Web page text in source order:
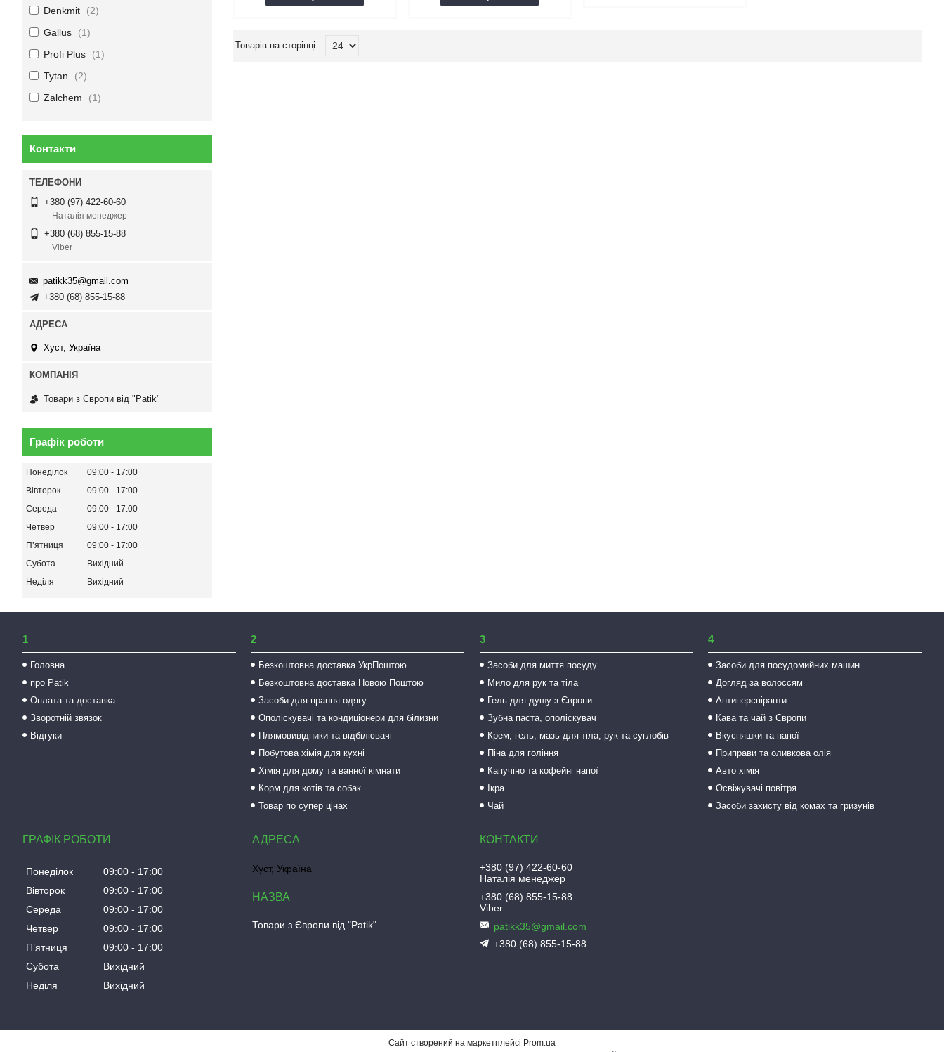
Denkmit
2
Gallus
1
Profi Plus
1
Tytan
2
Zalchem
1
Контакти
+380 (97) 422-60-60
Наталія менеджер
+380 (68) 855-15-88
Viber
patikk35@gmail.com
+380 (68) 855-15-88
Хуст, Україна
Товари з Європи від "Patik"
Графік роботи
Понеділок 09:00
17:00
Вівторок
09:00
17:00
Середа
09:00
17:00
Четвер
09:00
17:00
Пʼятниця
09:00
17:00
Субота
Вихідний
Неділя
Вихідний
1
Головна
про Patik
Оплата та доставка
Зворотній звязок
Відгуки
2
Безкоштовна доставка УкрПоштою
Безкоштовна доставка Новою Поштою
Засоби для прання одягу
Ополіскувачі та кондиціонери для білизни
Плямовивідники та відбілювачі
Побутова хімія для кухні
Хімія для дому та ванної кімнати
Корм для котів та собак
Товар по супер цінах
3
Засоби для миття посуду
Мило для рук та тіла
Гель для душу з Європи
Зубна паста, ополіскувач
Крем, гель, мазь для тіла, рук та суглобів
Піна для гоління
Капучіно та кофейні напої
Ікра
Чай
4
Засоби для посудомийних машин
Догляд за волоссям
Антиперспіранти
Кава та чай з Європи
Вкусняшки та напої
Приправи та оливкова олія
Авто хімія
Освіжувачі повітря
Засоби захисту від комах та гризунів
ГРАФІК РОБОТИ
Понеділок 09:00
17:00
Вівторок
09:00
17:00
Середа
09:00
17:00
Четвер
09:00
17:00
Пʼятниця
09:00
17:00
Субота
Вихідний
Неділя
Вихідний
Хуст, Україна
Товари з Європи від "Patik"
+380 (97) 422-60-60
Наталія менеджер
+380 (68) 855-15-88
Viber
patikk35@gmail.com
+380 (68) 855-15-88
Сайт створений на маркетплейсі Prom.ua